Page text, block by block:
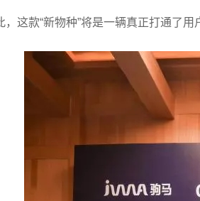
，这款“新物种”将是一辆真正打通了